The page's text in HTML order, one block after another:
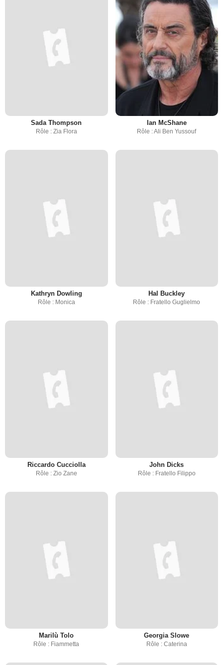
Sada Thompson
Rôle : Zia Flora
Ian McShane
Rôle : Ali Ben Yussouf
Kathryn Dowling
Rôle : Monica
Hal Buckley
Rôle : Fratello Guglielmo
Riccardo Cucciolla
Rôle : Zio Zane
John Dicks
Rôle : Fratello Filippo
Marilù Tolo
Rôle : Fiammetta
Georgia Slowe
Rôle : Caterina